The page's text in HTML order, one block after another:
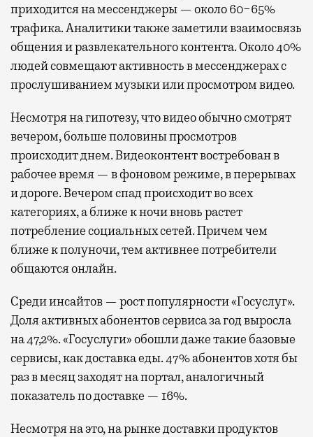
приходится на мессенджеры — около 60−65%
трафика. Аналитики также заметили взаимосвязь
общения и развлекательного контента. Около 40%
людей совмещают активность в мессенджерах с
прослушиванием музыки или просмотром видео.
Несмотря на гипотезу, что видео обычно смотрят
вечером, больше половины просмотров
происходит днем. Видеоконтент востребован в
рабочее время — в фоновом режиме, в перерывах
и дороге. Вечером спад происходит во всех
категориях, а ближе к ночи вновь растет
потребление социальных сетей. Причем чем
ближе к полуночи, тем активнее потребители
общаются онлайн.
Среди инсайтов — рост популярности «Госуслуг».
Доля активных абонентов сервиса за год выросла
на 47,2%. «Госуслуги» обошли даже такие базовые
сервисы, как доставка еды. 47% абонентов хотя бы
раз в месяц заходят на портал, аналогичный
показатель по доставке — 16%.
Несмотря на это, на рынке доставки продуктов